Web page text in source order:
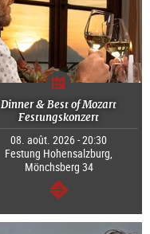
Dinner & Best of Mozart
Festungskonzert
08. août. 2026 - 20:30
Festung Hohensalzburg,
Mönchsberg 34
Continuer